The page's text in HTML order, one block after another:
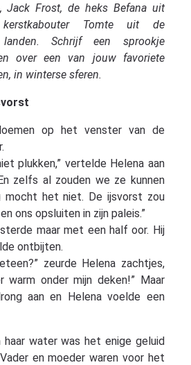
Jack Frost, de heks Befana uit
Tomte uit de
landen. Schrijf een sprookje
over een van jouw favoriete
in winterse sferen.
op het venster van de
plukken,” vertelde Helena aan
zelfs al zouden we ze kunnen
mocht het niet. De ijsvorst zou
ons opsluiten in zijn paleis.”
maar met een half oor. Hij
ontbijten.
zeurde Helena zachtjes,
warm onder mijn deken!” Maar
aan en Helena voelde een
water was het enige geluid
en moeder waren voor het